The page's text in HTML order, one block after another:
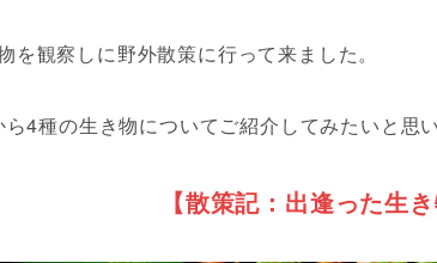
を観察しに野外散策に行って来ました。
4種の生き物についてご紹介してみたいと思い
【散策記：出逢った生き